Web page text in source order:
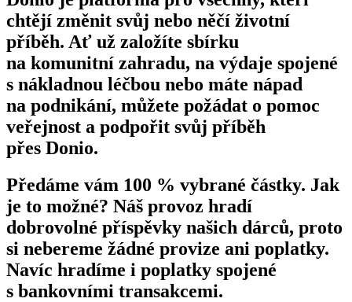
chtějí změnit svůj nebo něčí životní
příběh. Ať už založíte sbírku
na komunitní zahradu, na výdaje spojené
s nákladnou léčbou nebo máte nápad
na podnikání, můžete požádat o pomoc
veřejnost a podpořit svůj příběh
přes Donio.
Předáme vám 100 % vybrané částky. Jak
je to možné? Náš provoz hradí
dobrovolné příspěvky našich dárců, proto
si nebereme žádné provize ani poplatky.
Navíc hradíme i poplatky spojené
s bankovními transakcemi.